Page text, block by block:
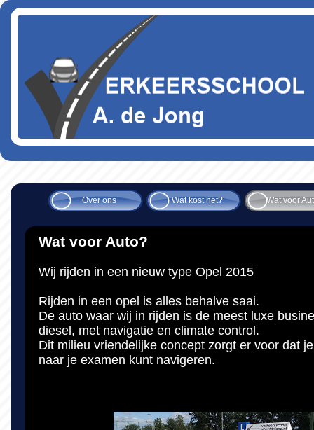
Over ons Wat kost het? Wat voor
Wat voor Auto?
Wij rijden in een nieuw type Opel 2015
Rijden in een opel is alles behalve saai.
De auto waar wij in rijden is de meest luxe
diesel, met navigatie en climate control.
Dit milieu vriendelijke concept zorgt er voor dat
naar je examen kunt navigeren.